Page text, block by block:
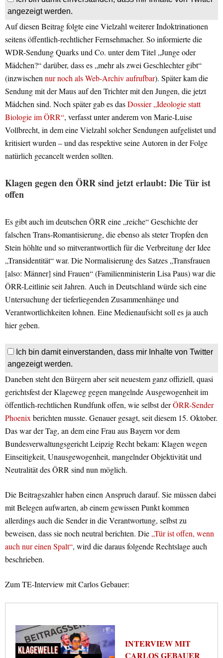
angezeigt werden.
Auf diesen Beitrag folgte eine Vielzahl weiterer Indoktrinationen
seitens öffentlich-rechtlicher Fernsehmacher. So informierte die
WDR-Sendung Quarks und Co. unter dem Titel „Junge oder
Mädchen?“ darüber, dass es „mehr als zwei Geschlechter gibt“
(inzwischennur noch als Web-Archiv aufrufbar). Später kam die
Sendung mit der Maus auf den Trichter mit den Jungen, die jetzt
Mädchen sind. Noch später gab es dasDossier „Ideologie statt
Biologie im ÖRR“, verfasst unter anderem von Marie-Luise
Vollbrecht, in dem eine Vielzahl solcher Sendungen aufgelistet und
kritisiert wurden – und das respektive seine Autoren in der Folge
natürlich gecancelt werden sollten.
Klagen gegen den ÖRR sind jetzt erlaubt: Die Tür ist
offen
Es gibt auch im deutschen ÖRR eine „reiche“ Geschichte der
falschen Trans-Romantisierung, die ebenso als steter Tropfen den
Stein höhlte und so mitverantwortlich für die Verbreitung der Idee
„Transidentität“ war. Die Normalisierung des Satzes „Transfrauen
[also: Männer] sind Frauen“ (Familienministerin Lisa Paus) war die
ÖRR-Leitlinie seit Jahren. Auch in Deutschland würde sich eine
Untersuchung der tieferliegenden Zusammenhänge und
Verantwortlichkeiten lohnen. Eine Medienaufsicht soll es ja auch
hier geben.
Ich bin damit einverstanden, dass mir Inhalte von Twitter
angezeigt werden.
Daneben steht den Bürgern aber seit neuestem ganz offiziell, quasi
gerichtsfest der Klageweg gegen mangelnde Ausgewogenheit im
öffentlich-rechtlichen Rundfunk offen, wie selbst derÖRR-Sender
Phoenixberichten musste. Genauer gesagt, seit diesem 15. Oktober.
Das war der Tag, an dem eine Frau aus Bayern vor dem
Bundesverwaltungsgericht Leipzig Recht bekam: Klagen wegen
Einseitigkeit, Unausgewogenheit, mangelnder Objektivität und
Neutralität des ÖRR sind nun möglich.
Die Beitragszahler haben einen Anspruch darauf. Sie müssen dabei
mit Belegen aufwarten, ab einem gewissen Punkt kommen
allerdings auch die Sender in die Verantwortung, selbst zu
beweisen, dass sie noch neutral berichten. Die„Tür ist offen, wenn
auch nur einen Spalt“, wird die daraus folgende Rechtslage auch
beschrieben.
Zum TE-Interview mit Carlos Gebauer:
INTERVIEW MIT
CARLOS GEBAUER